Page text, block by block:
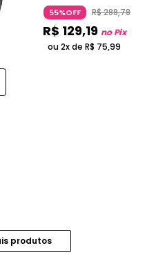
55%OFF R$288,78
R$ 129,19 no Pix
ou 2x de R$ 75,99